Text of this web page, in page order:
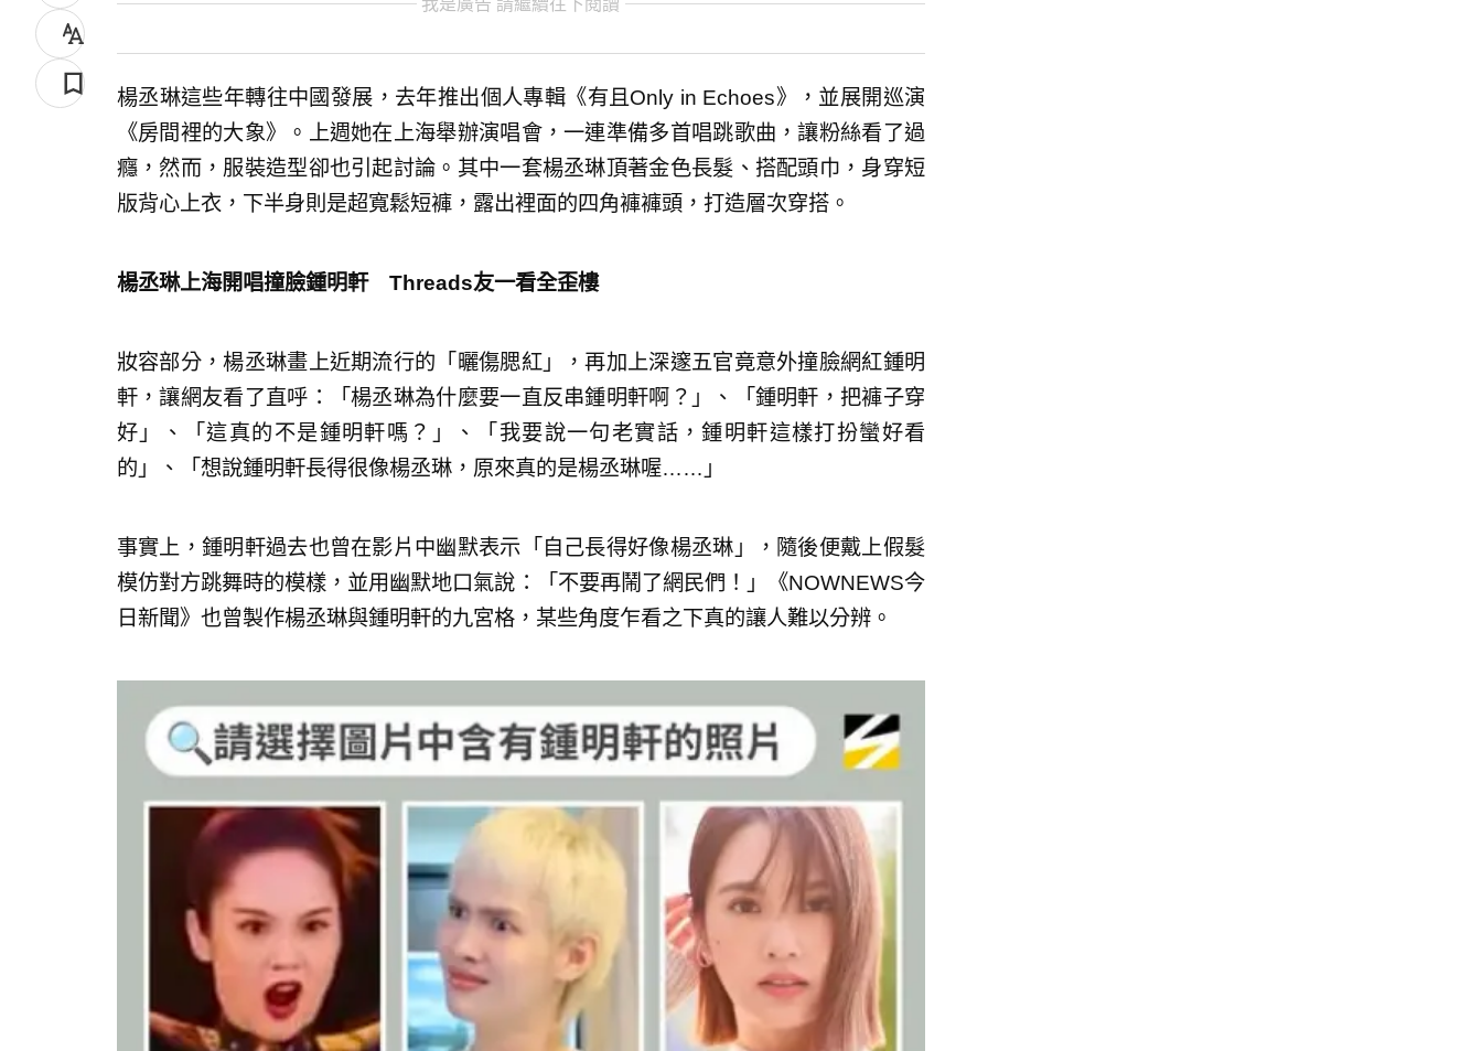
楊丞琳這些年轉往中國發展，去年推出個人專輯《有且Only in Echoes》，並展開巡演
《房間裡的大象》。上週她在上海舉辦演唱會，一連準備多首唱跳歌曲，讓粉絲看了過
癮，然而，服裝造型卻也引起討論。其中一套楊丞琳頂著金色長髮、搭配頭巾，身穿短
版背心上衣，下半身則是超寬鬆短褲，露出裡面的四角褲褲頭，打造層次穿搭。
楊丞琳上海開唱撞臉鍾明軒 Threads友一看全歪樓
妝容部分，楊丞琳畫上近期流行的「曬傷腮紅」，再加上深邃五官竟意外撞臉網紅鍾明
軒，讓網友看了直呼：「楊丞琳為什麼要一直反串鍾明軒啊？」、「鍾明軒，把褲子穿
好」、「這真的不是鍾明軒嗎？」、「我要說一句老實話，鍾明軒這樣打扮蠻好看
的」、「想說鍾明軒長得很像楊丞琳，原來真的是楊丞琳喔……」
事實上，鍾明軒過去也曾在影片中幽默表示「自己長得好像楊丞琳」，隨後便戴上假髮
模仿對方跳舞時的模樣，並用幽默地口氣說：「不要再鬧了網民們！」《NOWNEWS今
日新聞》也曾製作楊丞琳與鍾明軒的九宮格，某些角度乍看之下真的讓人難以分辨。